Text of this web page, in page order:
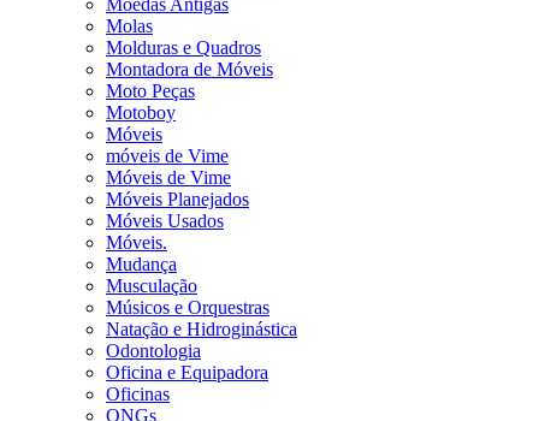
Moedas Antigas
Molas
Molduras e Quadros
Montadora de Móveis
Moto Peças
Motoboy
Móveis
móveis de Vime
Móveis de Vime
Móveis Planejados
Móveis Usados
Móveis.
Mudança
Musculação
Músicos e Orquestras
Natação e Hidroginástica
Odontologia
Oficina e Equipadora
Oficinas
ONGs